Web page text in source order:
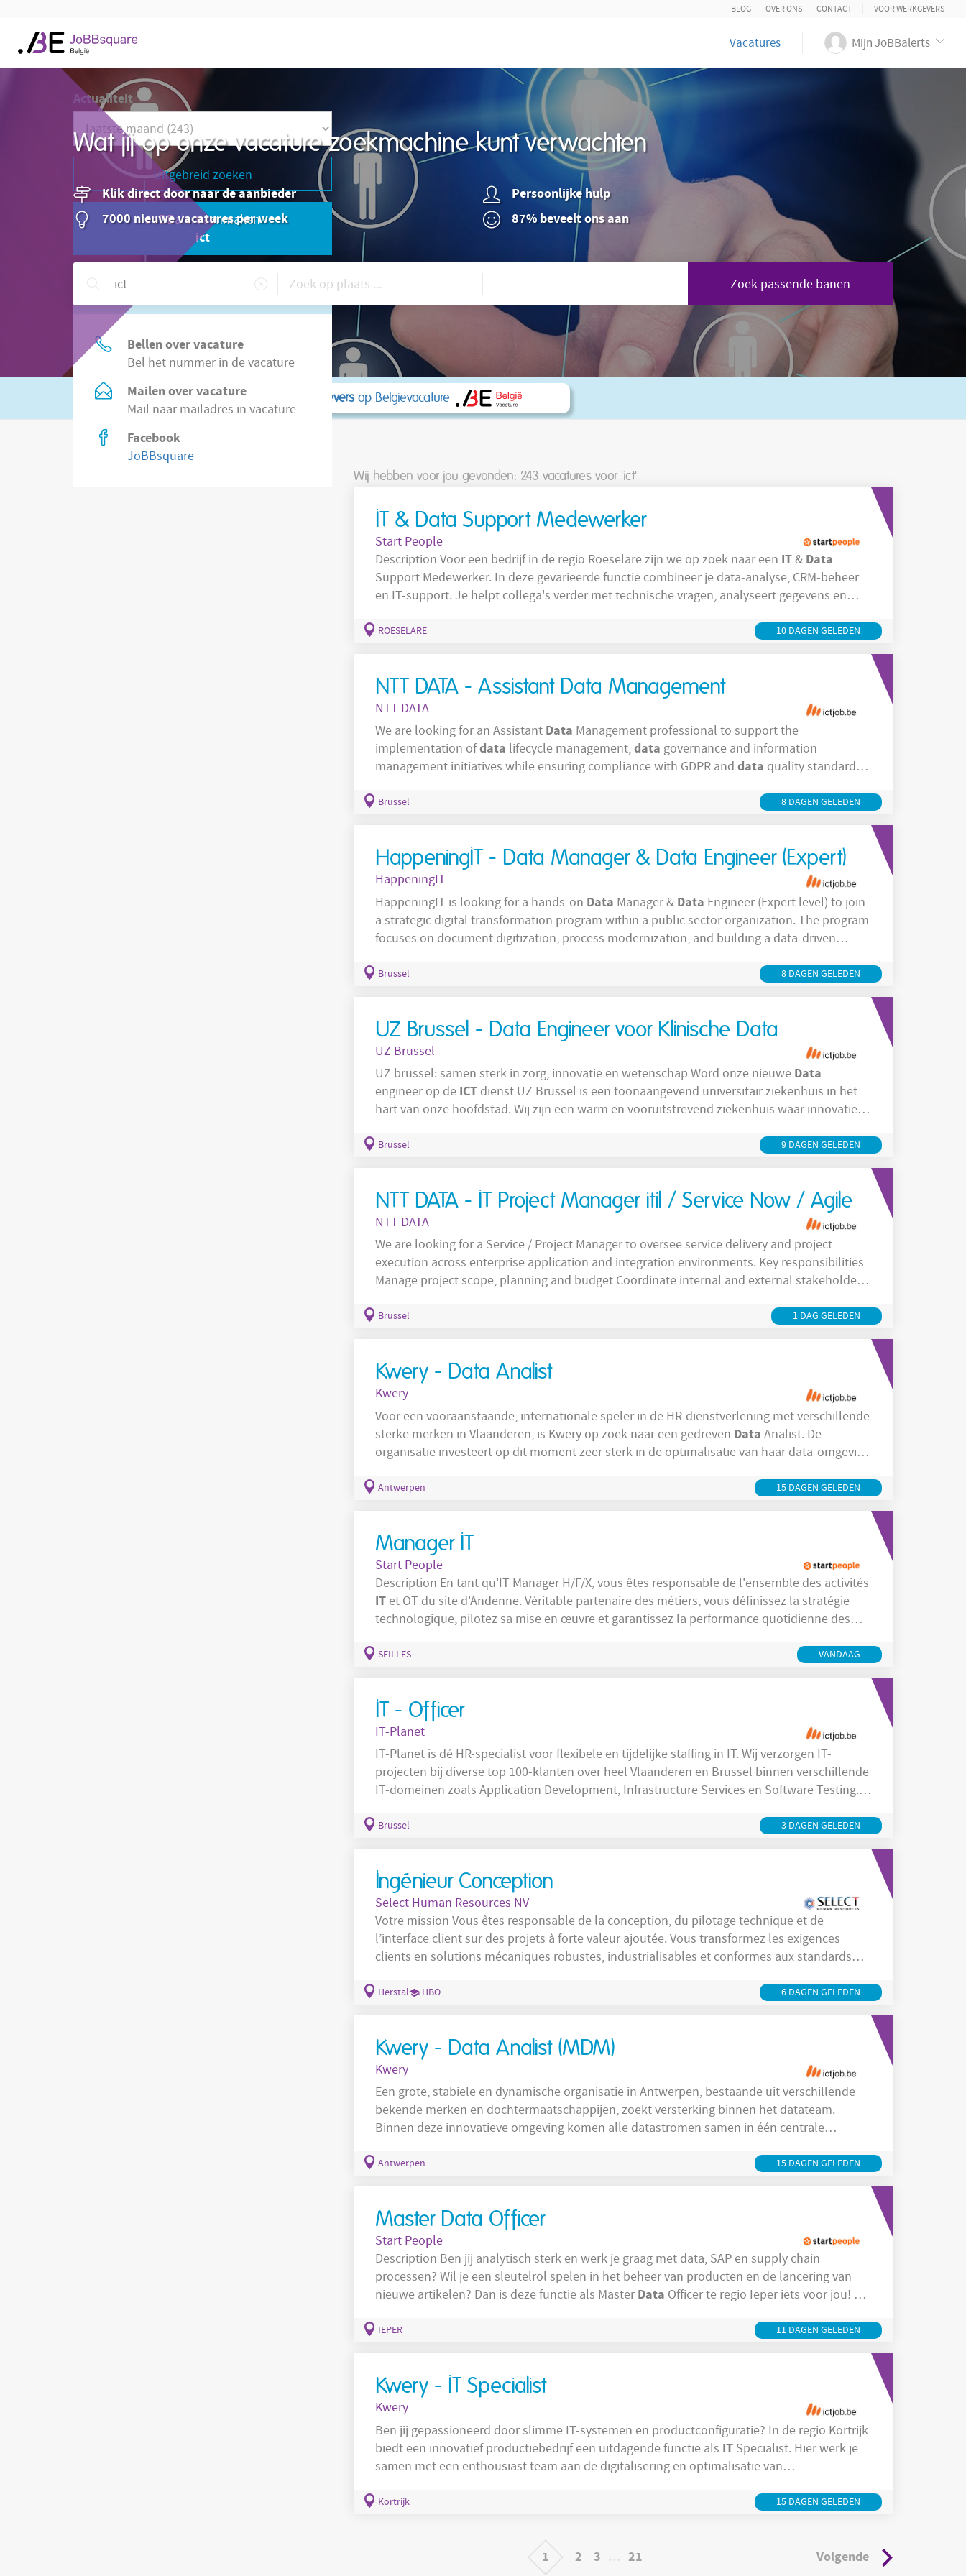
BLOG OVER ONS CONTACT VOOR WERKGEVERS
Vacatures Mijn JoBBalerts
Wat jij op onze vacature zoekmachine kunt verwachten
Klik direct door naar de aanbieder
Persoonlijke hulp
7000 nieuwe vacatures per week
87% beveelt ons aan
Zoek passende banen
Of zoek in2.200 vacatures direct bij werkgeversop Belgievacature
Actualiteit
Uitgebreid zoeken
JoBBalert aanmaken
ict
Bellen over vacature
Bel het nummer in de vacature
Mailen over vacature
Mail naar mailadres in vacature
Facebook
JoBBsquare
Wij hebben voor jou gevonden: 243 vacatures voor 'ict'
IT & Data Support Medewerker
Start People
Description Voor een bedrijf in de regio Roeselare zijn we op zoek naar een IT& Data
Support Medewerker. In deze gevarieerde functie combineer je data-analyse, CRM-beheer
en IT-support. Je helpt collega's verder met technische vragen, analyseert gegevens en
verwerken en analyseren van data. Opstellen van rapporten en dashboards in Power BI en
ROESELARE 10 DAGEN GELEDEN
NTT DATA - Assistant Data Management
NTT DATA
We are looking for an Assistant Data Management professional to support the
implementation ofdata lifecycle management,data governance and information
management initiatives while ensuring compliance with GDPR and data quality standards.
improve
Brussel 8 DAGEN GELEDEN
HappeningIT - Data Manager & Data Engineer (Expert)
HappeningIT
HappeningIT is looking for a hands-on Data Manager & Data Engineer (Expert level) to join
a strategic digital transformation program within a public sector organization. The program
focuses on document digitization, process modernization, and building a data-driven
environment, with responsibility for both
management
Brussel 8 DAGEN GELEDEN
UZ Brussel - Data Engineer voor Klinische Data
UZ Brussel
UZ brussel: samen sterk in zorg, innovatie en wetenschap Word onze nieuwe Data
engineer op de ICTdienst UZ Brussel is een toonaangevend universitair ziekenhuis in het
hart van onze hoofdstad. Wij zijn een warm en vooruitstrevend ziekenhuis waar innovatie,
medewerkers zich in om onze missie waar te maken: zorg bieden die niet alleen uitblinkt in
Brussel 9 DAGEN GELEDEN
NTT DATA - IT Project Manager itil / Service Now / Agile
NTT DATA
We are looking for a Service / Project Manager to oversee service delivery and project
execution across enterprise application and integration environments. Key responsibilities
Manage project scope, planning and budget Coordinate internal and external stakeholders
service improvement initiatives Monitor service quality and project performance Coordinate
Brussel 1 DAG GELEDEN
Kwery - Data Analist
Kwery
Voor een vooraanstaande, internationale speler in de HR-dienstverlening met verschillende
sterke merken in Vlaanderen, is Kwery op zoek naar een gedreven Data Analist. De
organisatie investeert op dit moment zeer sterk in de optimalisatie van haar data-omgeving
team van een 7-tal
specialisten waar ze dagelijks werken aan innovatieve
Antwerpen 15 DAGEN GELEDEN
Manager IT
Start People
Description En tant qu'IT Manager H/F/X, vous êtes responsable de l'ensemble des activités
ITet OT du site d'Andenne. Véritable partenaire des métiers, vous définissez la stratégie
technologique, pilotez sa mise en œuvre et garantissez la performance quotidienne des
SEILLES VANDAAG
IT - Officer
IT-Planet
IT-Planet is dé HR-specialist voor flexibele en tijdelijke staffing in IT. Wij verzorgen IT-
projecten bij diverse top 100-klanten over heel Vlaanderen en Brussel binnen verschillende
IT-domeinen zoals Application Development, Infrastructure Services en Software Testing.
succesvol te zijn. Bij ons krijg je de kans om te groeien, nieuwe vaardigheden te
Brussel 3 DAGEN GELEDEN
Ingénieur Conception
Select Human Resources NV
Votre mission Vous êtes responsable de la conception, du pilotage technique et de
l’interface client sur des projets à forte valeur ajoutée. Vous transformez les exigences
clients en solutions mécaniques robustes, industrialisables et conformes aux standards
responsabilités Piloter des projets techniques de bout en bout : conception, chiffrage,
Herstal HBO 6 DAGEN GELEDEN
Kwery - Data Analist (MDM)
Kwery
Een grote, stabiele en dynamische organisatie in Antwerpen, bestaande uit verschillende
bekende merken en dochtermaatschappijen, zoekt versterking binnen het datateam.
Binnen deze innovatieve omgeving komen alle datastromen samen in één centrale
worden. Het betreft een complexe en gevarieerde structuur waarin digitaal werken hand in
Antwerpen 15 DAGEN GELEDEN
Master Data Officer
Start People
Description Ben jij analytisch sterk en werk je graag met data, SAP en supply chain
processen? Wil je een sleutelrol spelen in het beheer van producten en de lancering van
nieuwe artikelen? Dan is deze functie als Master Data Officer te regio Ieper iets voor jou! Als
Je beheert de volledige product lifecycle en ondersteunt de lancering
IEPER 11 DAGEN GELEDEN
Kwery - IT Specialist
Kwery
Ben jij gepassioneerd door slimme IT-systemen en productconfiguratie? In de regio Kortrijk
biedt een innovatief productiebedrijf een uitdagende functie als ITSpecialist. Hier werk je
samen met een enthousiast team aan de digitalisering en optimalisatie van
beheer en de ontwikkeling van configuratiesystemen en IT-oplossingen die het verschil
Kortrijk 15 DAGEN GELEDEN
1 2 3 21 Volgende